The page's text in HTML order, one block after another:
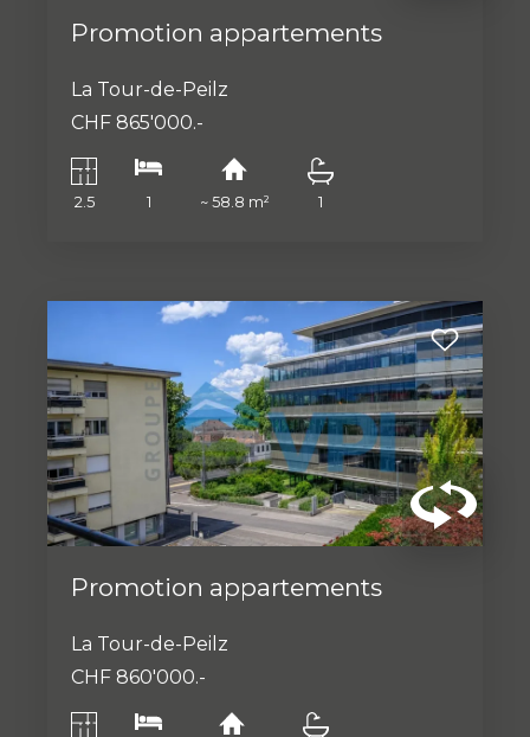
Promotion appartements
La Tour-de-Peilz
CHF 865'000.-
2.5 1 ~ 58.8 m² 1
Promotion appartements
La Tour-de-Peilz
CHF 860'000.-